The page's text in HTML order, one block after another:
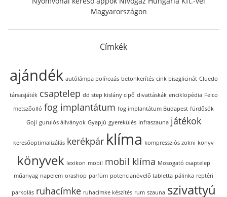
Magyarországon
Címkék
ajándék autólámpa polírozás betonkerítés cink biszglicinát Cluedo
társasjáték csaptelep dd step kislány cipő divattáskák enciklopédia Felco
metszőolló fog implantátum fog implantátum Budapest fürdősók
Goji gurulós állványok Gyapjú gyerekülés infraszauna játékok
keresőoptimalizálás kerékpár klíma kompressziós zokni könyv
könyvek lexikon mobil mobil klíma Mosogató csaptelep
műanyag napelem orashop parfüm potencianövelő tabletta pálinka reptéri
parkolás ruhacímke ruhacímke készítés rum szauna szivattyú